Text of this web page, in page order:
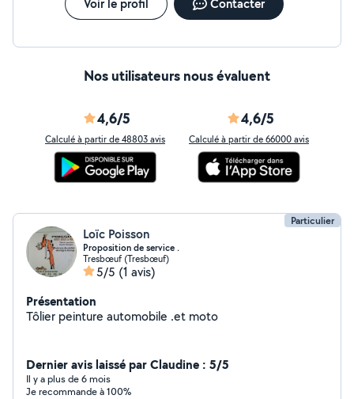
Voir le profil Contacter
Nos utilisateurs nous évaluent
4,6/5
Calculé à partir de 48803 avis
4,6/5
Calculé à partir de 66000 avis
Particulier
Loïc Poisson
Proposition de service .
Tresbœuf (Tresbœuf)
5/5 (1 avis)
Présentation
Tôlier peinture automobile .et moto
Dernier avis laissé par Claudine : 5/5
Il y a plus de 6 mois
Je recommande à 100%